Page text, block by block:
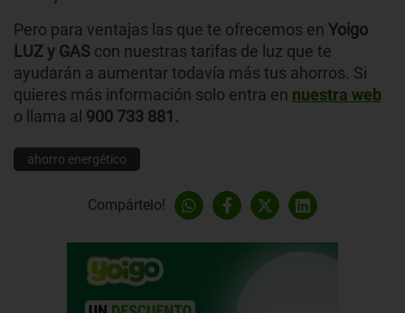
Pero para ventajas las que te ofrecemos en Yoigo
LUZ y GAS con nuestras tarifas de luz que te
ayudarán a aumentar todavía más tus ahorros. Si
quieres más información solo entra en nuestra web
o llama al 900 733 881.
ahorro energético
Compártelo!